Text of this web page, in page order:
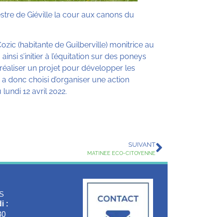
de Giéville la cour aux canons du
(habitante de Guilberville) monitrice au
s’initier à l’équitation sur des poneys
un projet pour développer les
donc choisi d’organiser une action
12 avril 2022.
SUIVANT
MATINEE ECO-CITOYENNE
: